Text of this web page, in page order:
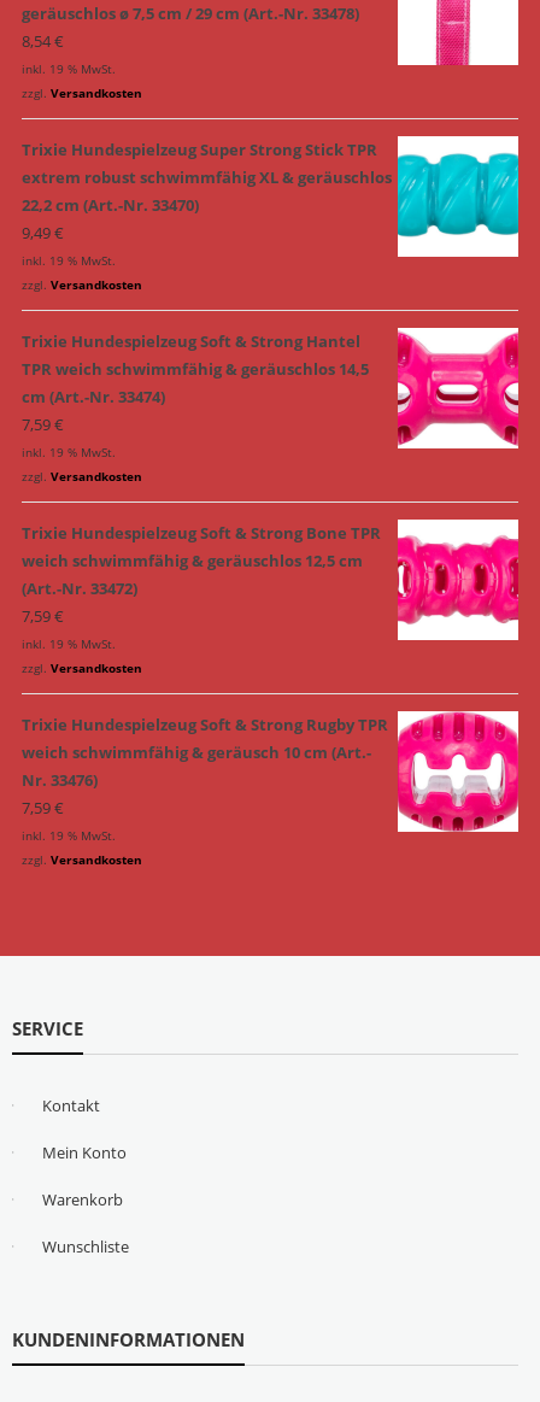
geräuschlos ø 7,5 cm / 29 cm (Art.-Nr. 33478)
8,54€
inkl. 19 % MwSt.
zzgl. Versandkosten
Trixie Hundespielzeug Super Strong Stick TPR
extrem robust schwimmfähig XL & geräuschlos
22,2 cm (Art.-Nr. 33470)
9,49€
inkl. 19 % MwSt.
zzgl. Versandkosten
Trixie Hundespielzeug Soft & Strong Hantel
TPR weich schwimmfähig & geräuschlos 14,5
cm (Art.-Nr. 33474)
7,59€
inkl. 19 % MwSt.
zzgl. Versandkosten
Trixie Hundespielzeug Soft & Strong Bone TPR
weich schwimmfähig & geräuschlos 12,5 cm
(Art.-Nr. 33472)
7,59€
inkl. 19 % MwSt.
zzgl. Versandkosten
Trixie Hundespielzeug Soft & Strong Rugby TPR
weich schwimmfähig & geräusch 10 cm (Art.-
Nr. 33476)
7,59€
inkl. 19 % MwSt.
zzgl. Versandkosten
SERVICE
Kontakt
Mein Konto
Warenkorb
Wunschliste
KUNDENINFORMATIONEN